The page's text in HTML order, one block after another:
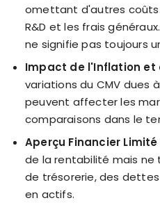
omettant d'autres coûts
R&D et les frais
ne signifie pas toujours
Impact de l'Inflation et
variations du CMV dues
peuvent affecter les
comparaisons dans le
Aperçu Financier Limité
de la rentabilité mais
de trésorerie, des
en actifs.